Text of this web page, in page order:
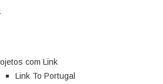
com Link
Link To Portugal